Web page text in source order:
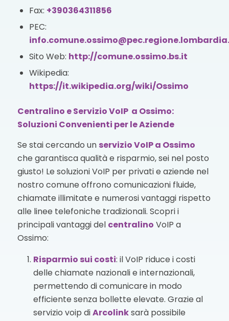
Fax: +390364311856
PEC:
Sito Web: http://comune.ossimo.bs.it
Wikipedia:
https://it.wikipedia.org/wiki/Ossimo
Centralino e Servizio VoIP a Ossimo:
Soluzioni Convenienti per le Aziende
Se stai cercando un servizio VoIPa Ossimo
che garantisca qualità e risparmio, sei nel posto
giusto! Le soluzioni VoIP per privati e aziende nel
nostro comune offrono comunicazioni fluide,
chiamate illimitate e numerosi vantaggi rispetto
alle linee telefoniche tradizionali. Scopri i
principali vantaggi del centralino VoIP a
Ossimo:
Risparmio sui costi: il VoIP riduce i costi
delle chiamate nazionali e internazionali,
permettendo di comunicare in modo
efficiente senza bollette elevate. Grazie al
servizio voip diArcolinksarà possibile